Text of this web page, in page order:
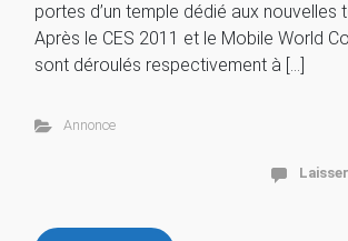
portes d’un temple dédié aux nouvelles
Après le CES 2011 et le Mobile World
sont déroulés respectivement à […]
Annonce